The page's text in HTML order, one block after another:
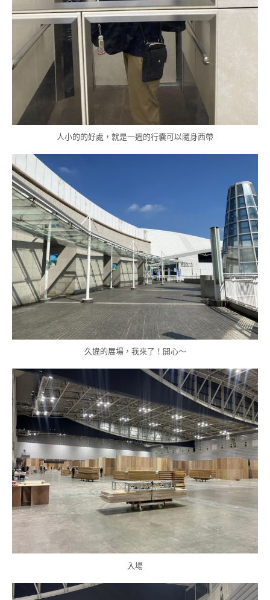
人小的的好處，就是一週的行囊可以隨身西帶
久違的展場，我來了！開心～
入場